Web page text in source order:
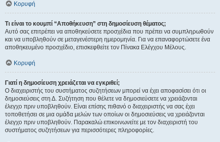
Κορυφή
Τι είναι το κουμπί “Αποθήκευση” στη δημοσίευση θέματος;
Αυτό σας επιτρέπει να αποθηκεύσετε προσχέδια που πρέπει να συμπληρωθούν
και να υποβληθούν σε μεταγενέστερη ημερομηνία. Για να επαναφορτώσετε ένα
αποθηκευμένο προσχέδιο, επισκεφθείτε τον Πίνακα Ελέγχου Μέλους.
Κορυφή
Γιατί η δημοσίευση χρειάζεται να εγκριθεί;
Ο διαχειριστής του συστήματος συζητήσεων μπορεί να έχει αποφασίσει ότι οι
δημοσιεύσεις στη Δ. Συζήτηση που θέλετε να δημοσιεύσετε να χρειάζονται
έλεγχο πριν υποβληθούν. Είναι επίσης πιθανό ο διαχειριστής να σας έχει
τοποθετήσει σε μια ομάδα μελών των οποίων οι δημοσιεύσεις να χρειάζονται
έλεγχο πριν υποβληθούν. Παρακαλώ επικοινωνείτε με τον διαχειριστή του
συστήματος συζητήσεων για περισσότερες πληροφορίες.